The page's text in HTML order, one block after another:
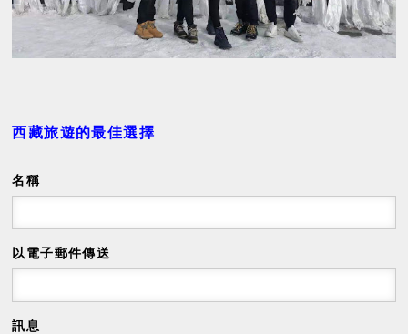
西藏旅遊的最佳選擇
名稱
以電子郵件傳送
訊息